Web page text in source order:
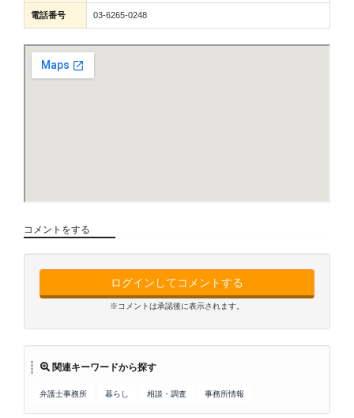
電話番号 03-6265-0248
コメントをする
ログインしてコメントする
※コメントは承認後に表示されます。
関連キーワードから探す
弁護士事務所 暮らし 相談・調査 事務所情報